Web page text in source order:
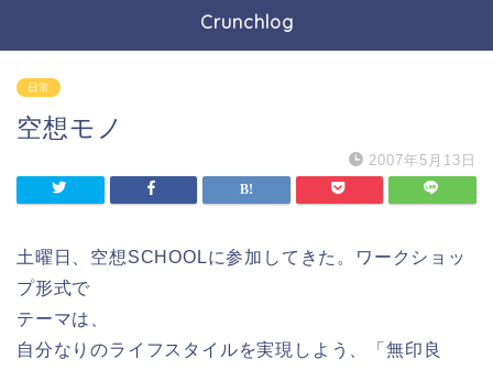
Crunchlog
日常
空想モノ
2007年5月13日
土曜日、空想SCHOOLに参加してきた。ワークショッ
プ形式で
テーマは、
自分なりのライフスタイルを実現しよう、「無印良